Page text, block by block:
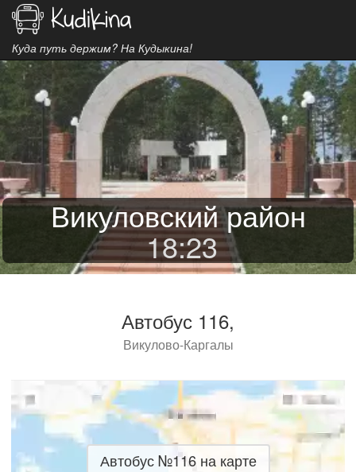
Куда путь держим? На Кудыкина!
Викуловский район
18:23
Автобус 116,
Викулово-Каргалы
Автобус №116 на карте